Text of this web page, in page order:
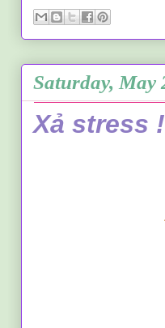
Saturday, May
Xả stress